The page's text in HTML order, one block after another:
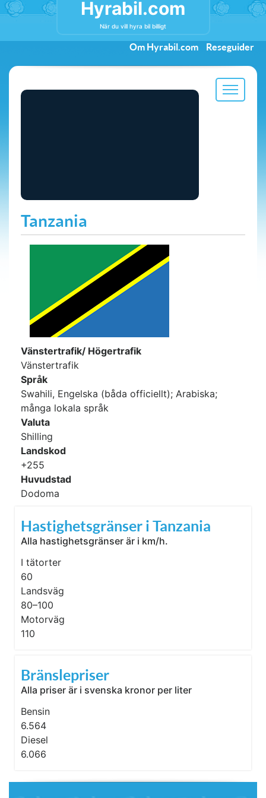
Hyrabil.com
När du vill hyra bil billigt
Om Hyrabil.com Reseguider
Tanzania
Vänstertrafik/ Högertrafik
Vänstertrafik
Språk
Swahili, Engelska (båda officiellt); Arabiska;
många lokala språk
Valuta
Shilling
Landskod
+255
Huvudstad
Dodoma
Hastighetsgränser i Tanzania
Alla hastighetsgränser är i km/h.
I tätorter
60
Landsväg
80–100
Motorväg
110
Bränslepriser
Alla priser är i svenska kronor per liter
Bensin
6.564
Diesel
6.066